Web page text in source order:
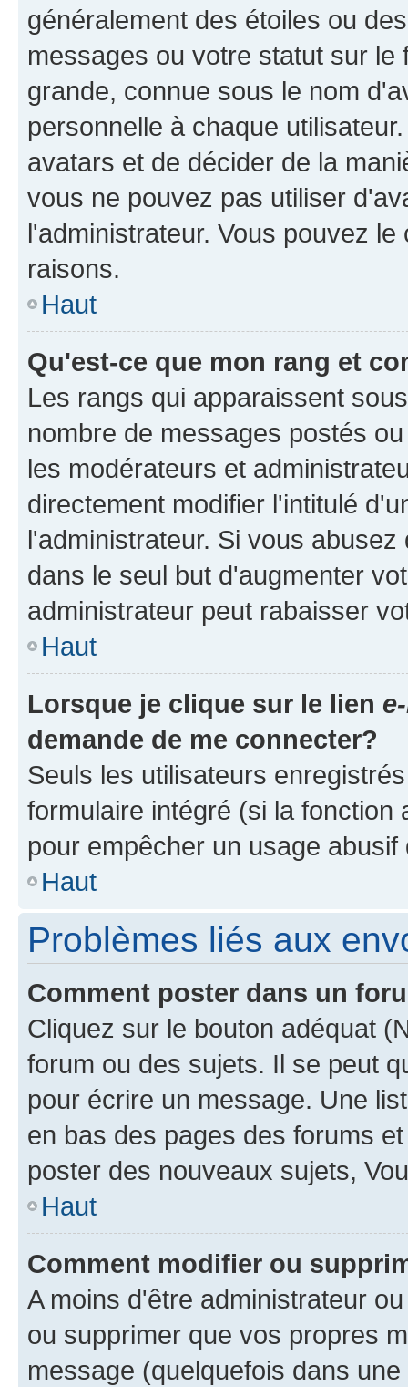
généralement des étoiles ou
messages ou votre statut sur
grande, connue sous le nom
personnelle à chaque
avatars et de décider de la
vous ne pouvez pas utiliser
l'administrateur. Vous pouvez
raisons.
Haut
Qu'est-ce que mon rang et
Les rangs qui apparaissent
nombre de messages postés
les modérateurs et
directement modifier l'intitulé
l'administrateur. Si vous
dans le seul but d'augmenter
administrateur peut rabaisser
Haut
Lorsque je clique sur le lien
demande de me connecter?
Seuls les utilisateurs
formulaire intégré (si la
pour empêcher un usage
Haut
Problèmes liés aux
Comment poster dans un
Cliquez sur le bouton adéquat
forum ou des sujets. Il se peut
pour écrire un message. Une
en bas des pages des forums
poster des nouveaux sujets,
Haut
Comment modifier ou
A moins d'être administrateur
ou supprimer que vos propres
message (quelquefois dans